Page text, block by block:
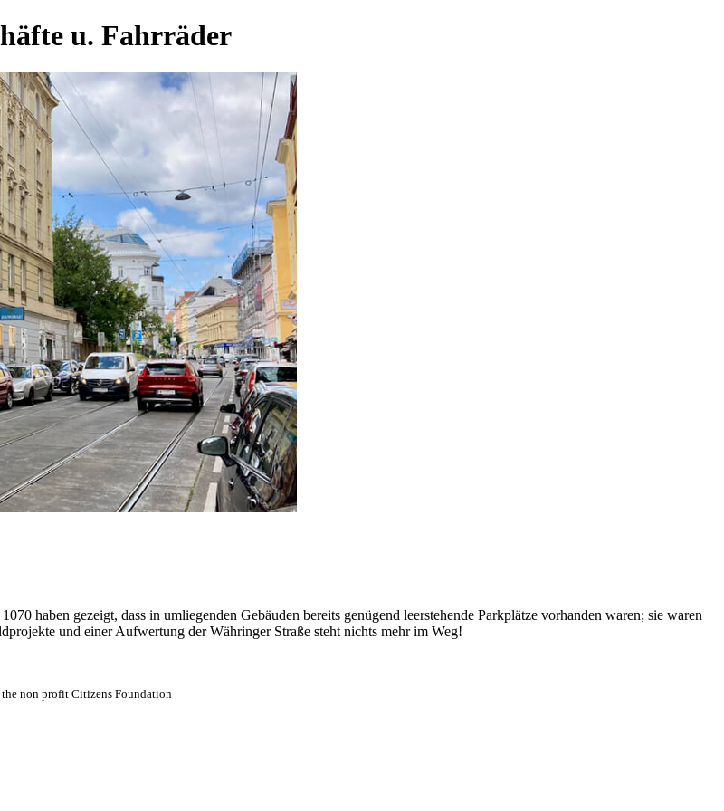
u. Fahrräder
haben gezeigt, dass in umliegenden Gebäuden bereits genügend leerstehende Parkplätze vorhanden waren; sie waren
und einer Aufwertung der Währinger Straße steht nichts mehr im Weg!
non profit Citizens Foundation